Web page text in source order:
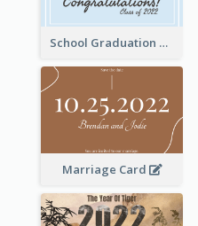
School Graduation Celebration Card
Marriage Card